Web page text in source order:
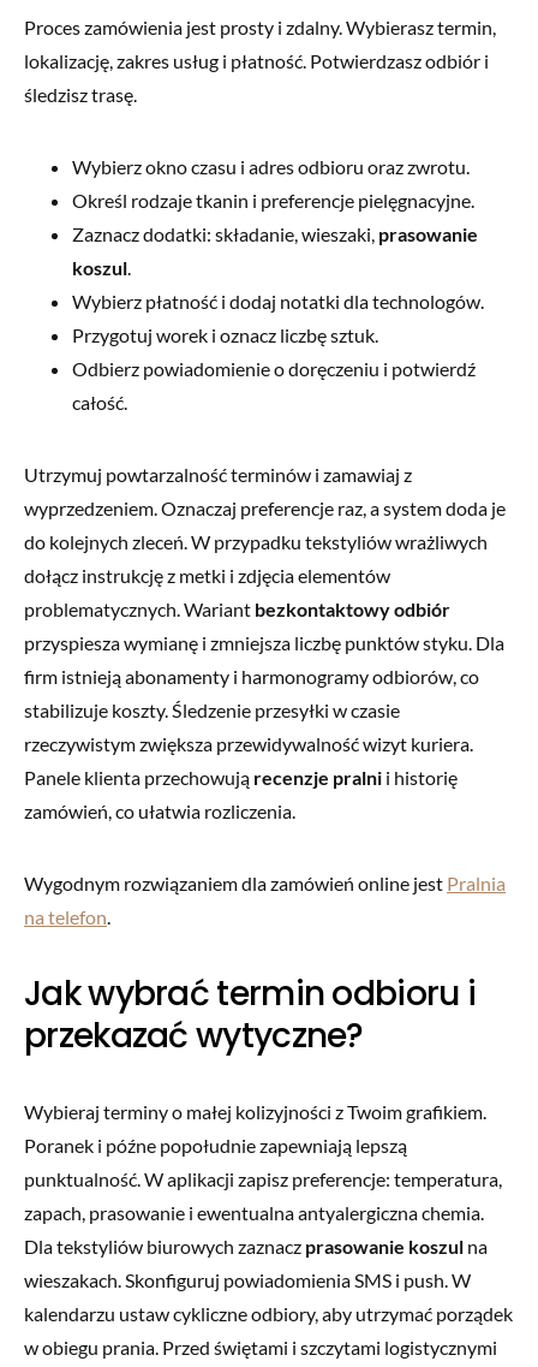
Proces zamówienia jest prosty i zdalny. Wybierasz termin,
lokalizację, zakres usług i płatność. Potwierdzasz odbiór i
śledzisz trasę.
Wybierz okno czasu i adres odbioru oraz zwrotu.
Określ rodzaje tkanin i preferencje pielęgnacyjne.
Zaznacz dodatki: składanie, wieszaki, prasowanie
koszul.
Wybierz płatność i dodaj notatki dla technologów.
Przygotuj worek i oznacz liczbę sztuk.
Odbierz powiadomienie o doręczeniu i potwierdź
całość.
Utrzymuj powtarzalność terminów i zamawiaj z
wyprzedzeniem. Oznaczaj preferencje raz, a system doda je
do kolejnych zleceń. W przypadku tekstyliów wrażliwych
dołącz instrukcję z metki i zdjęcia elementów
problematycznych. Wariant bezkontaktowy odbiór
przyspiesza wymianę i zmniejsza liczbę punktów styku. Dla
firm istnieją abonamenty i harmonogramy odbiorów, co
stabilizuje koszty. Śledzenie przesyłki w czasie
rzeczywistym zwiększa przewidywalność wizyt kuriera.
Panele klienta przechowują recenzje pralni i historię
zamówień, co ułatwia rozliczenia.
Wygodnym rozwiązaniem dla zamówień online jest Pralnia
na telefon.
Jak wybrać termin odbioru i
przekazać wytyczne?
Wybieraj terminy o małej kolizyjności z Twoim grafikiem.
Poranek i późne popołudnie zapewniają lepszą
punktualność. W aplikacji zapisz preferencje: temperatura,
zapach, prasowanie i ewentualna antyalergiczna chemia.
Dla tekstyliów biurowych zaznacz prasowanie koszul na
wieszakach. Skonfiguruj powiadomienia SMS i push. W
kalendarzu ustaw cykliczne odbiory, aby utrzymać porządek
w obiegu prania. Przed świętami i szczytami logistycznymi